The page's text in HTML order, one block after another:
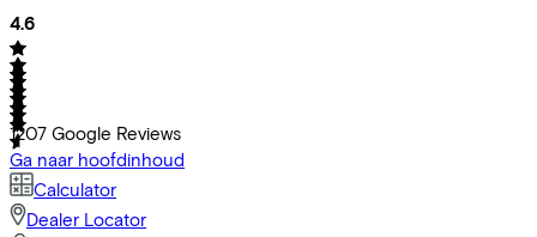
4.6
1207 Google Reviews
Ga naar hoofdinhoud
Calculator
Dealer Locator